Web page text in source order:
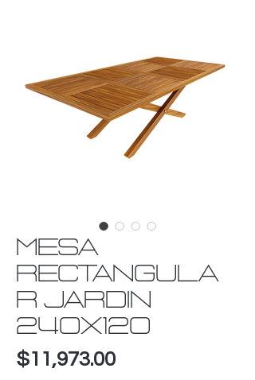
MESA
RECTANGULA
R JARDIN
240X120
$11,973.00Precio